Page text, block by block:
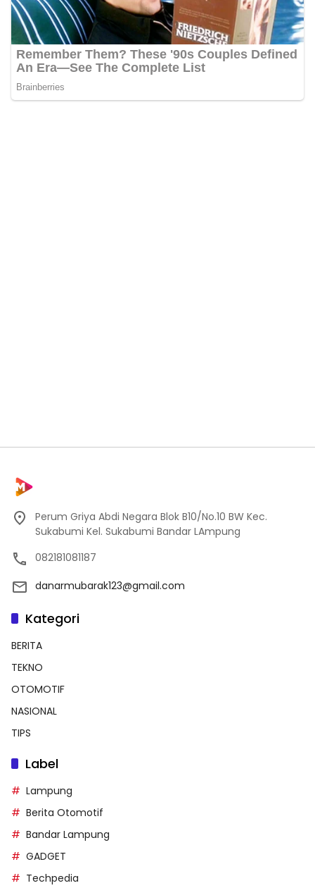
Perum Griya Abdi Negara Blok B10/No.10 BW Kec.
Sukabumi Kel. Sukabumi Bandar LAmpung
082181081187
danarmubarak123@gmail.com
Kategori
BERITA
TEKNO
OTOMOTIF
NASIONAL
TIPS
Label
Lampung
Berita Otomotif
Bandar Lampung
GADGET
Techpedia